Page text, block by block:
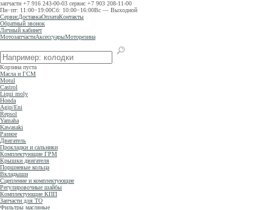
запчасти +7 916 243-00-03 сервис +7 903 208-11-00
Пн−пт: 11:00−19:00Сб: 10:00−16:00Вс — Выходной
СервисДоставкаОплатаКонтакты
Обратный звонок
Личный кабинет
МотозапчастиАксессуарыМоторезина
Корзина пуста
Масла и ГСМ
Motul
Castrol
Liqui moly
Honda
Agip/Eni
Repsol
Yamaha
Kawasaki
Разное
Двигатель
Прокладки и сальники
Комплектующие ГРМ
Крышки двигателя
Поршневые кольца
Вкладыши
Сцепление и комплектующие
Регулировочные шайбы
Комплектующие КПП
Запчасти для ТО
Фильтры масляные